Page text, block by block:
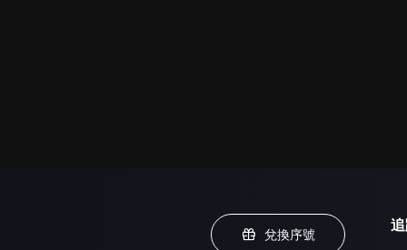
兌換序號